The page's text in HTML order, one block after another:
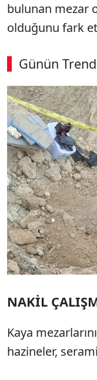
bulunan mezar
olduğunu fark
Günün
00:02 / 08:43
NAKİL
Kaya
hazineler,